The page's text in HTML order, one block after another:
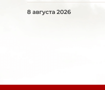
8 августа 2026